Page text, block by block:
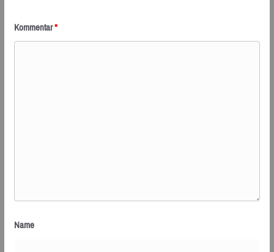
Kommentar*
Name